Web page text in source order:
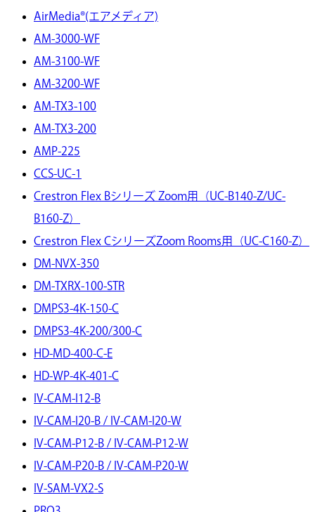
AirMedia®(エアメディア)
AM-3000-WF
AM-3100-WF
AM-3200-WF
AM-TX3-100
AM-TX3-200
AMP-225
CCS-UC-1
Crestron Flex Bシリーズ Zoom用（UC-B140-Z/UC-
B160-Z）
Crestron Flex CシリーズZoom Rooms用（UC-C160-Z）
DM-NVX-350
DM-TXRX-100-STR
DMPS3-4K-150-C
DMPS3-4K-200/300-C
HD-MD-400-C-E
HD-WP-4K-401-C
IV-CAM-I12-B
IV-CAM-I20-B / IV-CAM-I20-W
IV-CAM-P12-B / IV-CAM-P12-W
IV-CAM-P20-B / IV-CAM-P20-W
IV-SAM-VX2-S